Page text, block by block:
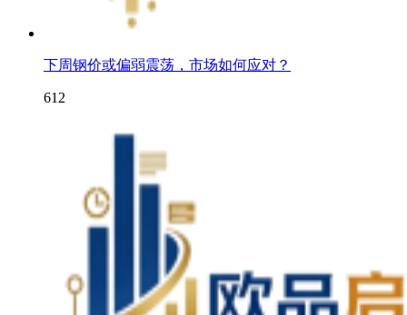
下周钢价或偏弱震荡，市场如何应对？
612